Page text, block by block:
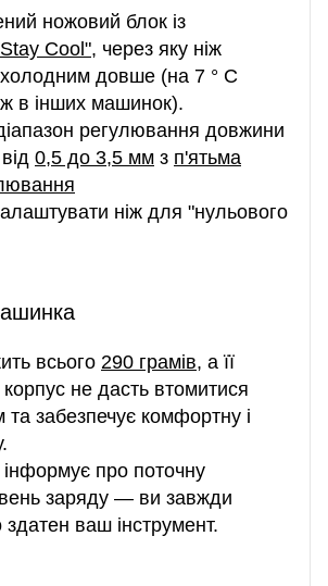
ножовий блок із
Cool", через яку ніж
довше (на 7 ° C
в інших машинок).
регулювання довжини
0,5 до 3,5 мм з п'ятьма
ніж для "нульового
всього 290 грамів, а її
не дасть втомитися
забезпечує комфортну і
інформує про поточну
заряду — ви завжди
ваш інструмент.